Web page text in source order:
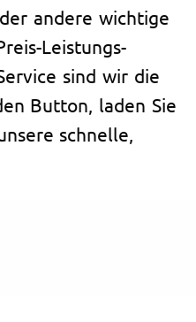
andere wichtige
Leistungs-
sind wir die
Button, laden Sie
schnelle,